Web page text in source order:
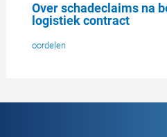
Over schadeclaims na
logistiek contract
oordelen